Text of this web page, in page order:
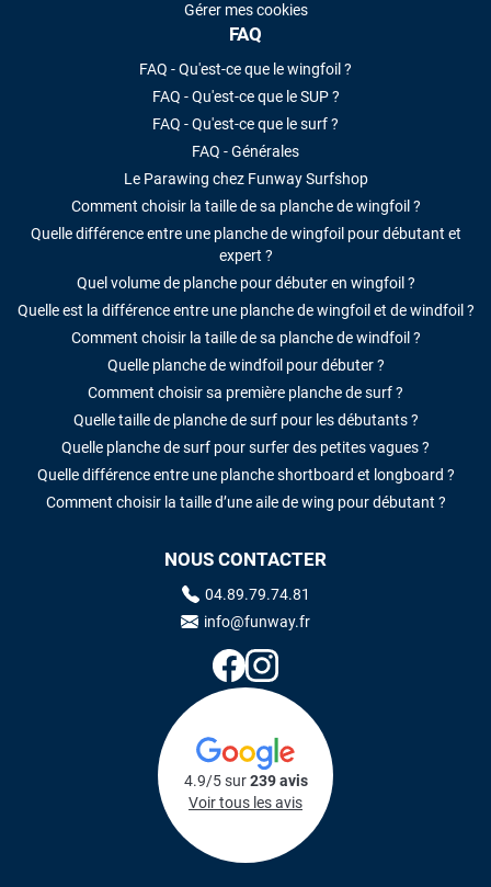
Gérer mes cookies
FAQ
FAQ - Qu'est-ce que le wingfoil ?
FAQ - Qu'est-ce que le SUP ?
FAQ - Qu'est-ce que le surf ?
FAQ - Générales
Le Parawing chez Funway Surfshop
Comment choisir la taille de sa planche de wingfoil ?
Quelle différence entre une planche de wingfoil pour débutant et
expert ?
Quel volume de planche pour débuter en wingfoil ?
Quelle est la différence entre une planche de wingfoil et de windfoil ?
Comment choisir la taille de sa planche de windfoil ?
Quelle planche de windfoil pour débuter ?
Comment choisir sa première planche de surf ?
Quelle taille de planche de surf pour les débutants ?
Quelle planche de surf pour surfer des petites vagues ?
Quelle différence entre une planche shortboard et longboard ?
Comment choisir la taille d’une aile de wing pour débutant ?
NOUS CONTACTER
04.89.79.74.81
info@funway.fr
4.9/5 sur239 avis
Voir tous les avis